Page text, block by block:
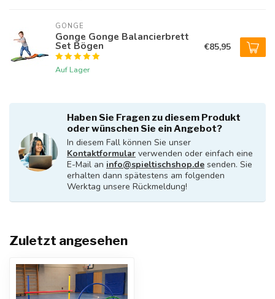
GONGE
Gonge Gonge Balancierbrett
Set Bögen
Auf Lager
€85,95
Haben Sie Fragen zu diesem Produkt
oder wünschen Sie ein Angebot?
In diesem Fall können Sie unser
Kontaktformular verwenden oder einfach eine
E-Mail an info@spieltischshop.de senden. Sie
erhalten dann spätestens am folgenden
Werktag unsere Rückmeldung!
Zuletzt angesehen